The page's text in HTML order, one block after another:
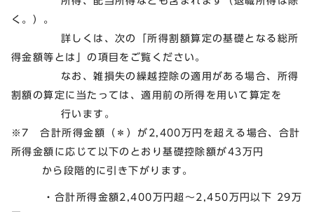
く。）。
詳しくは、次の「所得割額算定の基礎となる総所
得金額等とは」の項目をご覧ください。
なお、雑損失の繰越控除の適用がある場合、所得
割額の算定に当たっては、適用前の所得を用いて算定を
行います。
※7 合計所得金額（＊）が2,400万円を超える場合、合計
所得金額に応じて以下のとおり基礎控除額が43万円
から段階的に引き下がります。
・合計所得金額2,400万円超～2,450万円以下 29万